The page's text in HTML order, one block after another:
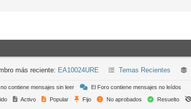
más reciente: EA10024URE Temas Recientes
contiene mensajes sin leer
El Foro contiene mensajes no leídos
Activo Popular Fijo No aprobados Resuelto